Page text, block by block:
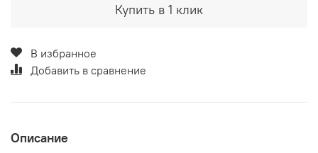
Купить в 1 клик
В избранное
Добавить в сравнение
Описание